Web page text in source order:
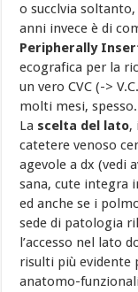
o succlvia
anni invece è di
Peripherally
ecografica per la
un vero CVC (->
molti mesi, spesso.
La scelta del lato,
catetere venoso
agevole a dx (vedi
sana, cute integra
ed anche se i
sede di patologia
l’accesso nel lato
risulti più evidente
anatomo-